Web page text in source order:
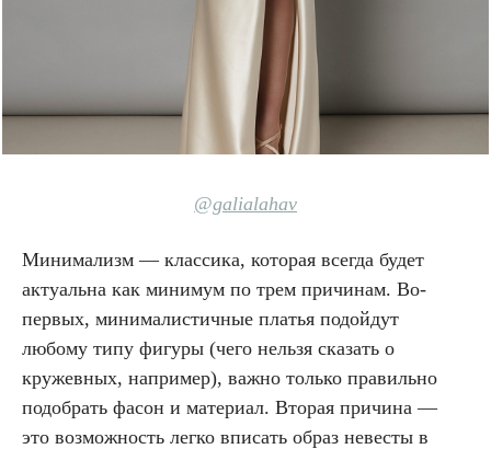
@galialahav
Минимализм — классика, которая всегда будет
актуальна как минимум по трем причинам. Во-
первых, минималистичные платья подойдут
любому типу фигуры (чего нельзя сказать о
кружевных, например), важно только правильно
подобрать фасон и материал. Вторая причина —
это возможность легко вписать образ невесты в